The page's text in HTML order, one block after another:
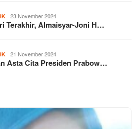
23 November 2024
Terakhir, Almaisyar-Joni H…
21 November 2024
Asta Cita Presiden Prabow…